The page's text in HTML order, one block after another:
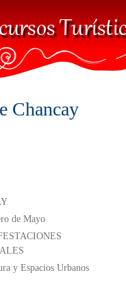
Chancay
de Mayo
y Espacios Urbanos